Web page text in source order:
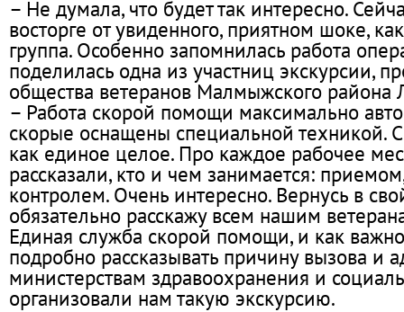
– Не думала, что будет так интересно.
восторге от увиденного, приятном шоке,
группа. Особенно запомнилась работа
поделилась одна из участниц экскурсии,
общества ветеранов Малмыжского
– Работа скорой помощи максимально
скорые оснащены специальной техникой.
как единое целое. Про каждое рабочее
рассказали, кто и чем занимается:
контролем. Очень интересно. Вернусь в
обязательно расскажу всем нашим
Единая служба скорой помощи, и как
подробно рассказывать причину вызова и
министерствам здравоохранения и
организовали нам такую экскурсию.